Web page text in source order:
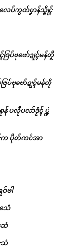
ေပ်ကွတ်ပၞာန်သ္ဇိုၚ်
ြပ်ဗုဗော်ဍုၚ်မန်တၟိ
ြပ်ဗုဗော်ဍုၚ်မန်တၟိ
န် ပလီုပလာ်ဒၟံၚ် ပ္ဍဲ
ၚ်က ပိုတ်ကဝ်အာ
ဗါ
ေံ
ေံ
ေံ